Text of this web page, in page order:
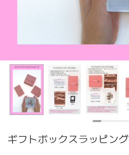
ギフトボックスラッピング